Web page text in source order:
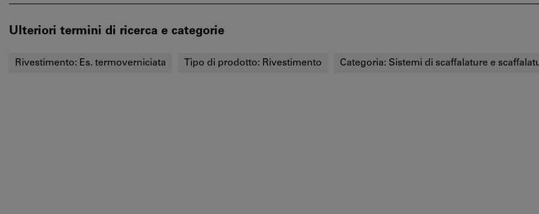
Ulteriori termini di ricerca e categorie
Rivestimento: Es. termoverniciata Tipo di prodotto: Rivestimento Categoria: Sistemi di scaffalature e